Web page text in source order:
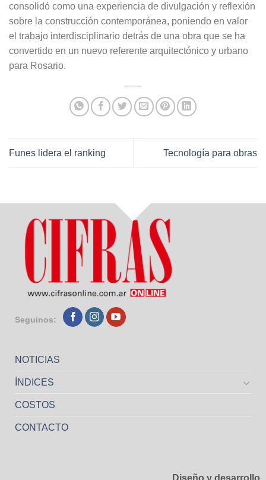
consolidó como una experiencia de divulgación y reflexión
sobre la construcción contemporánea, poniendo en valor
el trabajo interdisciplinario detrás de una obra que se ha
convertido en un nuevo referente arquitectónico y urbano
para Rosario.
Funes lidera el ranking Tecnología para obras
Seguinos:
NOTICIAS
ÍNDICES
COSTOS
CONTACTO
Diseño y desarrollo